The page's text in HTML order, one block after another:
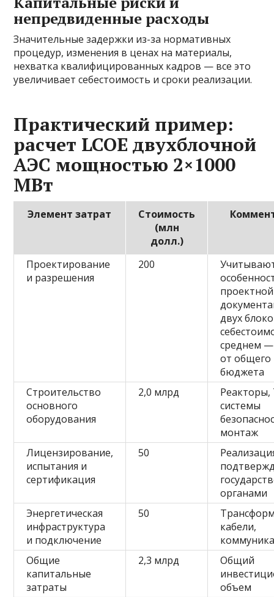
непредвиденные расходы
Значительные задержки из-за нормативных
процедур, изменения в ценах на материалы,
нехватка квалифицированных кадров — все это
увеличивает себестоимость и сроки реализации.
Практический пример:
расчет LCOE двухблочной
АЭС мощностью 2×1000
МВт
Элемент затрат
Стоимость
(млн
долл.)
Проектирование
и разрешения
200
проектной
двух
среднем —
от общего
бюджета
Строительство
основного
оборудования
2,0 млрд
системы
монтаж
Лицензирование,
испытания и
сертификация
50
органами
Энергетическая
инфраструктура
и подключение
50
кабели,
Общие
капитальные
затраты
2,3 млрд
Общий
объем